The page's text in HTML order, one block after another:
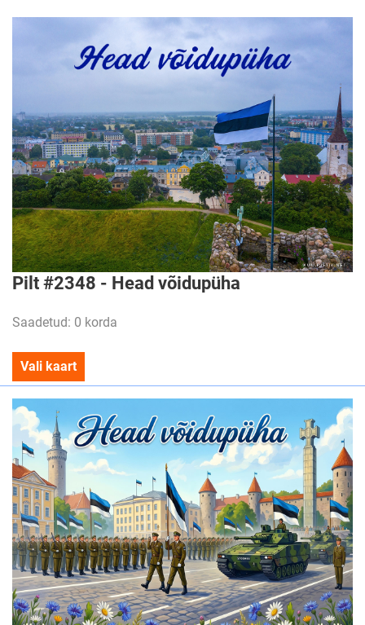
Pilt #2348 - Head võidupüha
Saadetud: 0 korda
Vali kaart